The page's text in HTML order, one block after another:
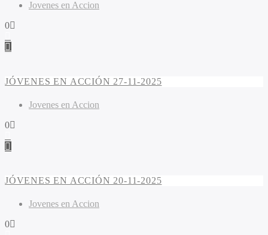
Jovenes en Accion
0
JÓVENES EN ACCIÓN 27-11-2025
Jovenes en Accion
0
JÓVENES EN ACCIÓN 20-11-2025
Jovenes en Accion
0